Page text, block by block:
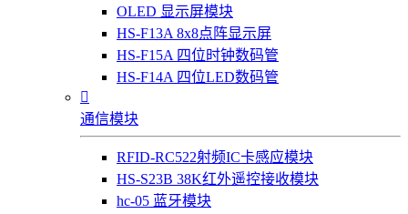
OLED 显示屏模块
HS-F13A 8x8点阵显示屏
HS-F15A 四位时钟数码管
HS-F14A 四位LED数码管

通信模块
RFID-RC522射频IC卡感应模块
HS-S23B 38K红外遥控接收模块
hc-05 蓝牙模块